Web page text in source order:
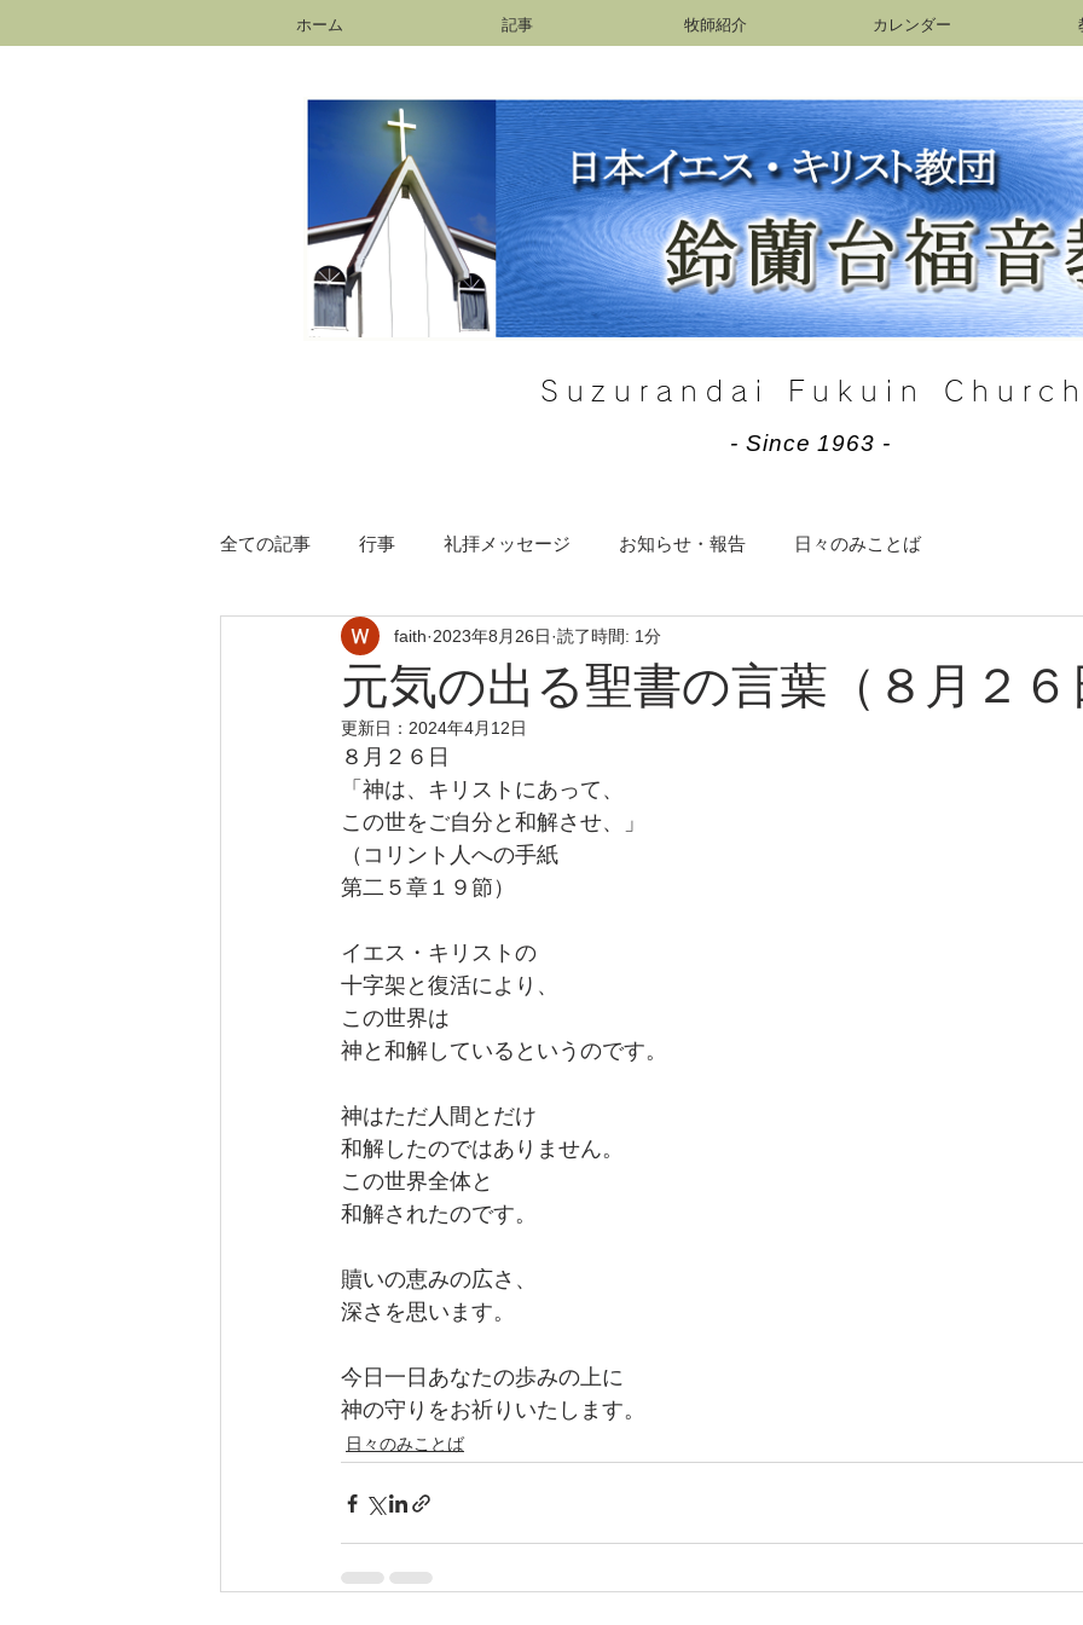
ホーム 記事 牧師紹介 カレンダー
Suzurandai Fukuin
- Since 1963 -
全ての記事 行事 礼拝メッセージ お知らせ・報告 日々のみことば
元気の出る聖書の言葉（８月２
faith 2023年8月26日 読了時間: 1分
更新日： 2024年4月12日
８月２６日
「神は、キリストにあって、
この世をご自分と和解させ、」
（コリント人への手紙
第二５章１９節）
イエス・キリストの
十字架と復活により、
この世界は
神と和解しているというのです。
神はただ人間とだけ
和解したのではありません。
この世界全体と
和解されたのです。
贖いの恵みの広さ、
深さを思います。
今日一日あなたの歩みの上に
神の守りをお祈りいたします。
日々のみことば